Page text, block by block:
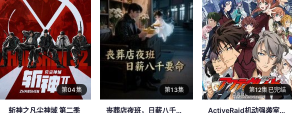
第04集
斩神之凡尘神域 第二季
第13集
丧葬店夜班，日薪八千要命
第12集已完结
ActiveRaid机动强袭室第八组